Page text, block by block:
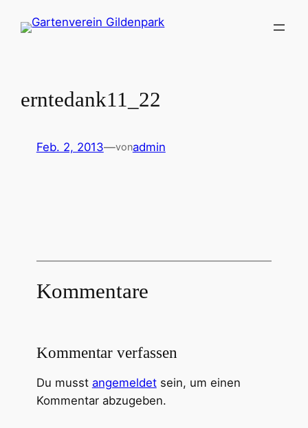
Inhalt
erntedank11_22
Feb. 2, 2013—vonadmin
Kommentare
Kommentar verfassen
Du musst angemeldetsein, um einen
Kommentar abzugeben.